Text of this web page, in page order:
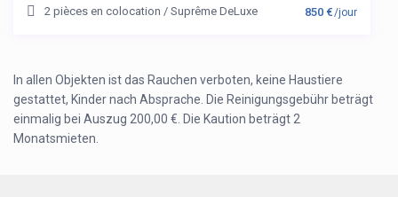
850 €/jour
2 pièces en colocation /Suprême DeLuxe
In allen Objekten ist das Rauchen verboten, keine Haustiere
gestattet, Kinder nach Absprache. Die Reinigungsgebühr beträgt
einmalig bei Auszug 200,00 €. Die Kaution beträgt 2
Monatsmieten.